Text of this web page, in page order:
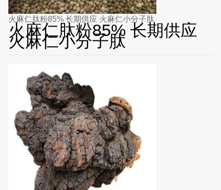
火麻仁肽粉85% 长期供应 火麻仁小分子肽
火麻仁肽粉85% 长期供应
火麻仁小分子肽